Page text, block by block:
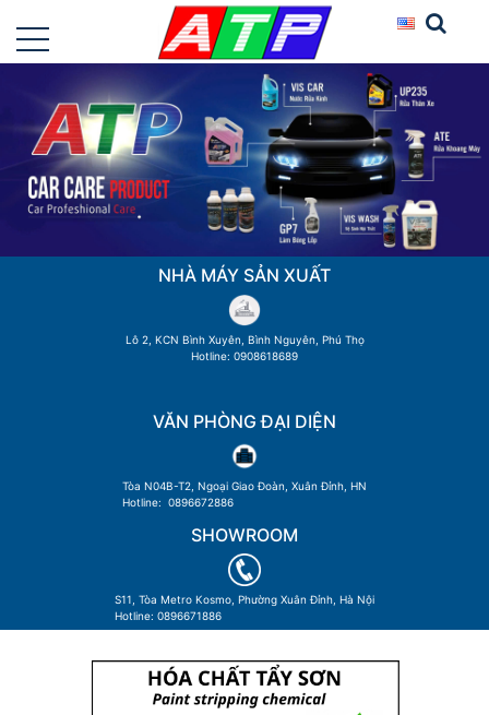
NHÀ MÁY SẢN XUẤT
Lô 2, KCN Bình Xuyên, Bình Nguyên, Phú Thọ
Hotline: 0908618689
VĂN PHÒNG ĐẠI DIỆN
Tòa N04B-T2, Ngoại Giao Đoàn, Xuân Đỉnh, HN
Hotline: 0896672886
SHOWROOM
S11, Tòa Metro Kosmo, Phường Xuân Đỉnh, Hà Nội
Hotline: 0896671886